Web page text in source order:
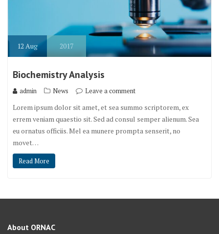
12 Aug 2017
Biochemistry Analysis
admin News Leave a comment
Lorem ipsum dolor sit amet, et sea summo scriptorem, ex
errem veniam quaestio sit. Sed ad consul semper alienum. Sea
eu ornatus officiis. Mel ea munere prompta senserit, no
movet…
Read More
About ORNAC